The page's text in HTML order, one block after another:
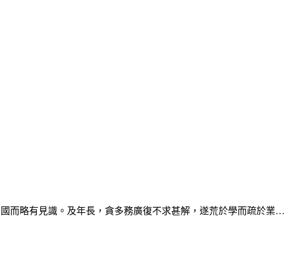
而略有見識。及年長，貪多務廣復不求甚解，遂荒於學而疏於業…